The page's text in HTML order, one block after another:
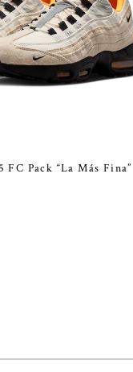
Pack “La Más Fina”